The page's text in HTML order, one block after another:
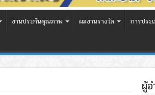
งานประกันคุณภาพ ผลงานรางวัล การปร
ผู้